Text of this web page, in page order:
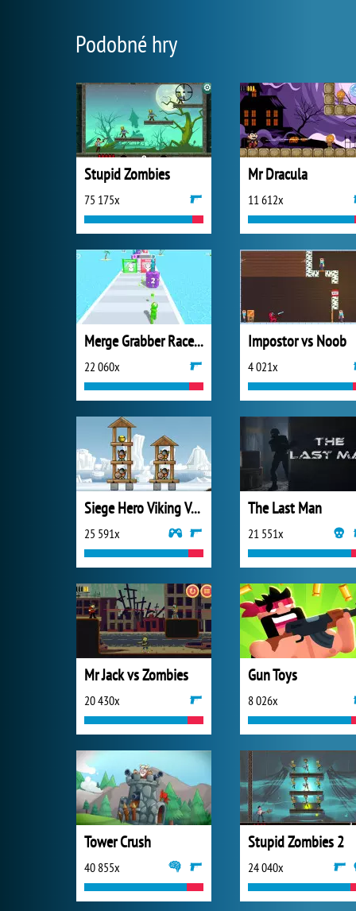
Podobné hry
Stupid Zombies
75 175x
Mr Dracula
11 612x
Merge Grabber Race to 2048
22 060x
Impostor vs Noob
4 021x
Siege Hero Viking Vengeance
25 591x
The Last Man
21 551x
Mr Jack vs Zombies
20 430x
Gun Toys
8 026x
Tower Crush
40 855x
Stupid Zombies 2
24 040x